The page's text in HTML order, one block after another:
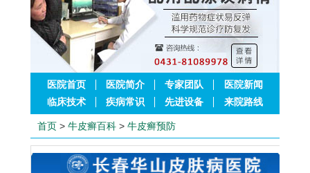
医院首页 医院简介 专家团队
医院新闻
临床技术
疾病常识 先进设备 来院路线
首页 > 牛皮癣百科 > 牛皮癣预防